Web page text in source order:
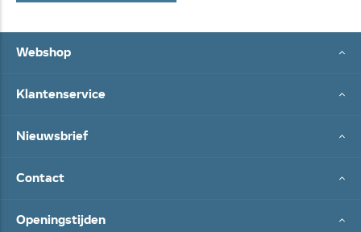
Webshop
Klantenservice
Nieuwsbrief
Contact
Openingstijden